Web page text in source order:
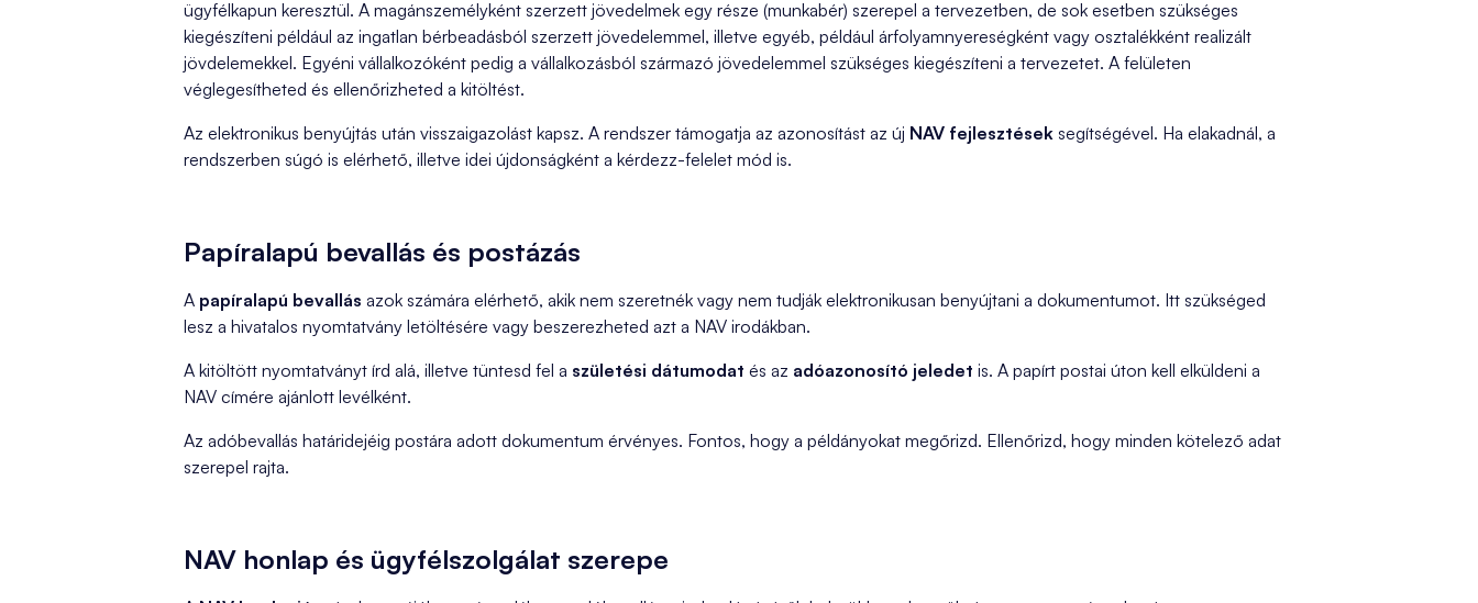
ügyfélkapun keresztül. A magánszemélyként szerzett jövedelmek egy része (munkabér) szerepel a tervezetben, de sok esetben szükséges
kiegészíteni például az ingatlan bérbeadásból szerzett jövedelemmel, illetve egyéb, például árfolyamnyereségként vagy osztalékként realizált
jövdelemekkel. Egyéni vállalkozóként pedig a vállalkozásból származó jövedelemmel szükséges kiegészíteni a tervezetet. A felületen
véglegesítheted és ellenőrizheted a kitöltést.
Az elektronikus benyújtás után visszaigazolást kapsz. A rendszer támogatja az azonosítást az új NAV fejlesztések segítségével. Ha elakadnál, a
rendszerben súgó is elérhető, illetve idei újdonságként a kérdezz-felelet mód is.
Papíralapú bevallás és postázás
A papíralapú bevallás azok számára elérhető, akik nem szeretnék vagy nem tudják elektronikusan benyújtani a dokumentumot. Itt szükséged
lesz a hivatalos nyomtatvány letöltésére vagy beszerezheted azt a NAV irodákban.
A kitöltött nyomtatványt írd alá, illetve tüntesd fel a születési dátumodat és az adóazonosító jeledet is. A papírt postai úton kell elküldeni a
NAV címére ajánlott levélként.
Az adóbevallás határidejéig postára adott dokumentum érvényes. Fontos, hogy a példányokat megőrizd. Ellenőrizd, hogy minden kötelező adat
szerepel rajta.
NAV honlap és ügyfélszolgálat szerepe